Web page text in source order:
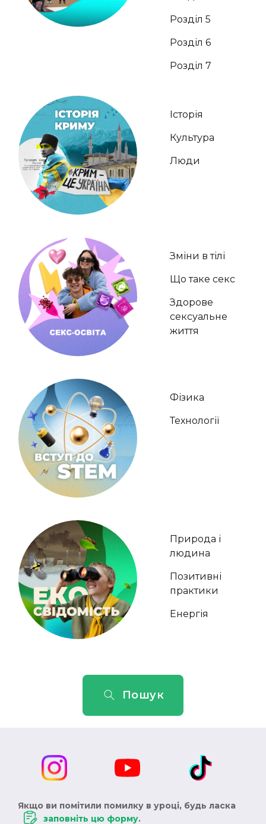
Розділ 5
Розділ 6
Розділ 7
Історія
Культура
Люди
Зміни в тілі
Що таке секс
Здорове
сексуальне
життя
Фізика
Технології
Природа і
людина
Позитивні
практики
Енергія
Пошук
Якщо ви помітили помилку в уроці, будь ласка
заповніть цю форму.